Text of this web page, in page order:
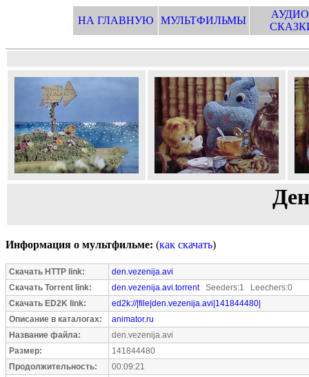
НА ГЛАВНУЮ МУЛЬТФИЛЬМЫ
Информация о мультфильме: (как скачать)
Скачать HTTP link:
den.vezenija.avi
Скачать Torrent link:
den.vezenija.avi.torrentSeeders:1 Leechers:0
Скачать ED2K link:
ed2k://|file|den.vezenija.avi|141844480|
Описание в каталогах:
animator.ru
Название файла:
den.vezenija.avi
Размер:
141844480
Продолжительность:
00:09:21